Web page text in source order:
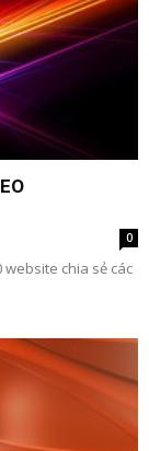
0
website chia sẻ các